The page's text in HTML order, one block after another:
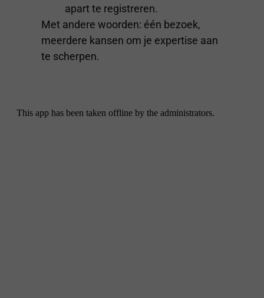
apart te registreren.
Met andere woorden: één bezoek,
meerdere kansen om je expertise aan
te scherpen.